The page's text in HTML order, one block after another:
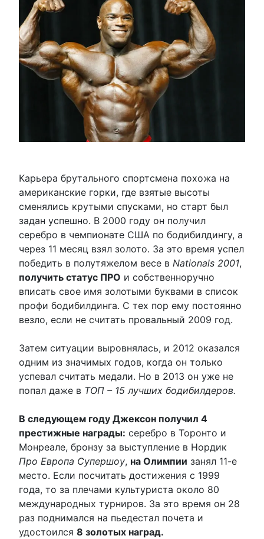
Карьера брутального спортсмена похожа на
американские горки, где взятые высоты
сменялись крутыми спусками, но старт был
задан успешно. В 2000 году он получил
серебро в чемпионате США по бодибилдингу, а
через 11 месяц взял золото. За это время успел
победить в полутяжелом весе в Nationals 2001,
получить статус ПРО и собственноручно
вписать свое имя золотыми буквами в список
профи бодибилдинга. С тех пор ему постоянно
везло, если не считать провальный 2009 год.
Затем ситуации выровнялась, и 2012 оказался
одним из значимых годов, когда он только
успевал считать медали. Но в 2013 он уже не
попал даже в ТОП – 15 лучших бодибилдеров.
В следующем году Джексон получил 4
престижные награды: серебро в Торонто и
Монреале, бронзу за выступление в Нордик
Про Европа Супершоу, на Олимпии занял 11-е
место. Если посчитать достижения с 1999
года, то за плечами культуриста около 80
международных турниров. За это время он 28
раз поднимался на пьедестал почета и
удостоился 8 золотых наград.